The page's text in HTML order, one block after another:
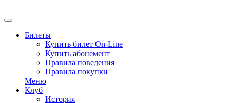
Билеты
Купить билет On-Line
Купить абонемент
Правила поведения
Правила покупки
Меню
Клуб
История